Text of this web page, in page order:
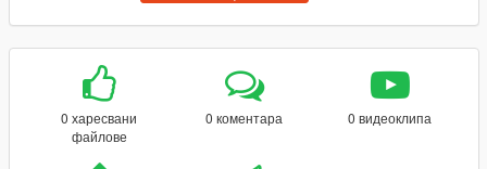
0 харесвани
файлове
0 коментара 0 видеоклипа